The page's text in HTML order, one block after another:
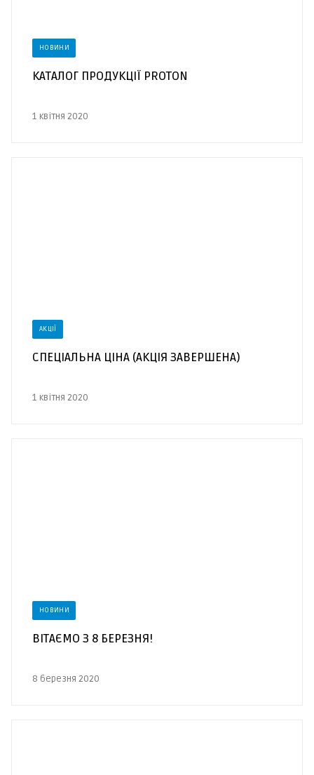
НОВИНИ
КАТАЛОГ ПРОДУКЦІЇ PROTON
1 квітня 2020
АКЦІЇ
СПЕЦІАЛЬНА ЦІНА (АКЦІЯ ЗАВЕРШЕНА)
1 квітня 2020
НОВИНИ
ВІТАЄМО З 8 БЕРЕЗНЯ!
8 березня 2020